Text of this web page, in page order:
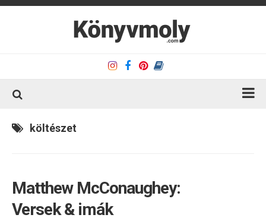
Kapcsolat
Olvasó sarok
költészet
Matthew McConaughey:
Versek & imák